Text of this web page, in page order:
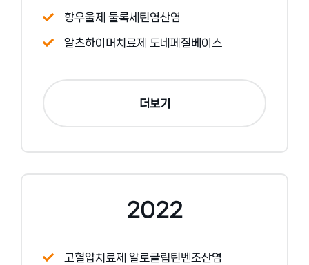
항우울제 둘록세틴염산염
알츠하이머치료제 도네페질베이스
더보기
2022
고혈압치료제 알로글립틴벤조산염